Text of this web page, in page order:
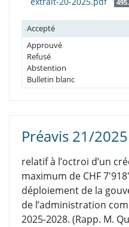
Accepté
Approuvé
Refusé
Abstention
Bulletin blanc
Préavis 21/2025
relatif à l’octroi d’un
maximum de CHF
déploiement de la
de l’administration
2025-2028. (Rapp. M.